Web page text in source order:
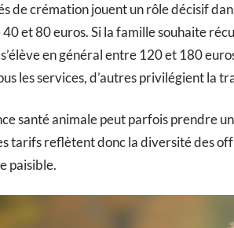
de crémation jouent un rôle décisif
et 80 euros. Si la famille souhaite
en général entre 120 et 180
les services, d’autres privilégient la
santé animale peut parfois prendre
tarifs reflètent donc la diversité des
paisible.